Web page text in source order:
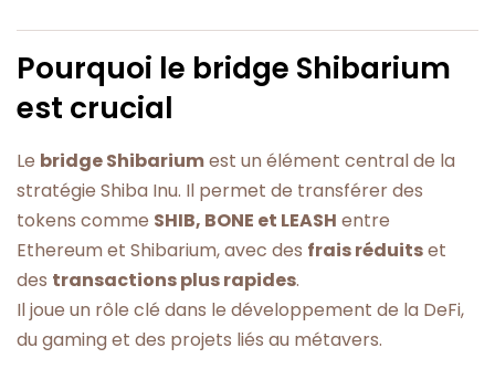
Pourquoi le bridge Shibarium
est crucial
Le bridge Shibariumest un élément central de la
stratégie Shiba Inu. Il permet de transférer des
tokens comme SHIB, BONE et LEASH entre
Ethereum et Shibarium, avec des frais réduitset
des transactions plus rapides.
Il joue un rôle clé dans le développement de la DeFi,
du gaming et des projets liés au métavers.